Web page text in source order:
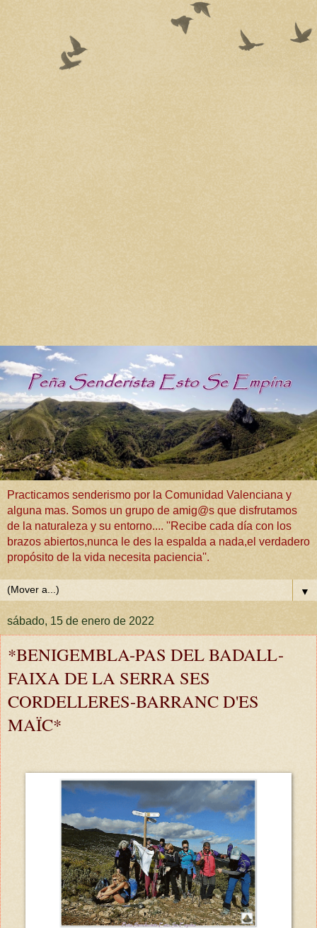
Practicamos senderismo por la Comunidad Valenciana y
alguna mas. Somos un grupo de amig@s que disfrutamos
de la naturaleza y su entorno.... ''Recibe cada día con los
brazos abiertos,nunca le des la espalda a nada,el verdadero
propósito de la vida necesita paciencia''.
▼
sábado, 15 de enero de 2022
*BENIGEMBLA-PAS DEL BADALL-
FAIXA DE LA SERRA SES
CORDELLERES-BARRANC D'ES
MAÏC*